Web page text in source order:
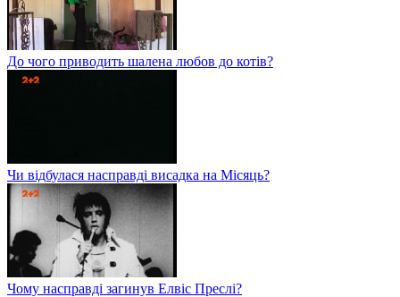
До чого приводить шалена любов до котів?
Чи відбулася насправді висадка на Місяць?
Чому насправді загинув Елвіс Преслі?